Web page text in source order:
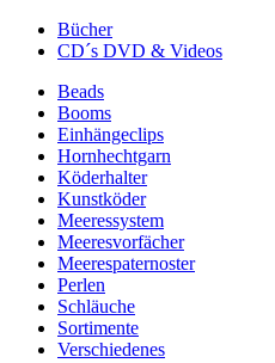
Bücher
CD´s DVD & Videos
Beads
Booms
Einhängeclips
Hornhechtgarn
Köderhalter
Kunstköder
Meeressystem
Meeresvorfächer
Meerespaternoster
Perlen
Schläuche
Sortimente
Verschiedenes